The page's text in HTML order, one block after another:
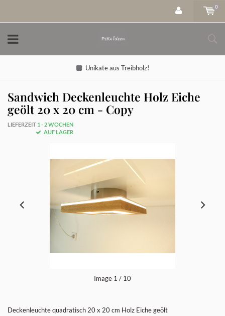
0
Unikate aus Treibholz!
Sandwich Deckenleuchte Holz Eiche
geölt 20 x 20 cm - Copy
LIEFERZEIT 1 - 2 WOCHEN
AUF LAGER
Image 1 / 10
Deckenleuchte quadratisch 20 x 20 cm Holz Eiche geölt